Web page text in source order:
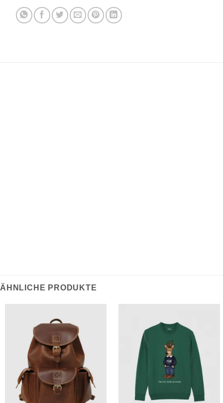
ÄHNLICHE PRODUKTE